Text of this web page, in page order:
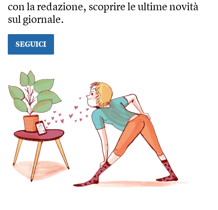
con la redazione, scoprire le ultime novità
sul giornale.
SEGUICI